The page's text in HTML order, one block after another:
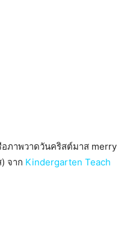
ภาพวาดวันคริสต์มาส merry
จาก Kindergarten Teach